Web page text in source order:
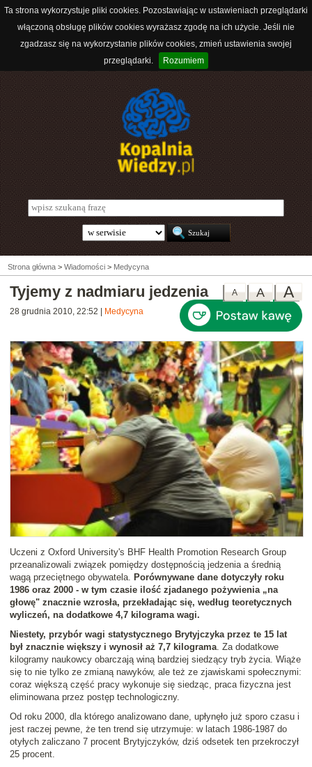
Ta strona wykorzystuje pliki cookies. Pozostawiając w ustawieniach przeglądarki
włączoną obsługę plików cookies wyrażasz zgodę na ich użycie. Jeśli nie
zgadzasz się na wykorzystanie plików cookies, zmień ustawienia swojej
przeglądarki.
Rozumiem
Strona główna > Wiadomości > Medycyna
A
A
A
Tyjemy z nadmiaru jedzenia
28 grudnia 2010, 22:52 Medycyna
Uczeni z Oxford University's BHF Health Promotion Research Group
przeanalizowali związek pomiędzy dostępnością jedzenia a średnią
wagą przeciętnego obywatela.
Porównywane dane dotyczyły roku
1986 oraz 2000 - w tym czasie ilość zjadanego pożywienia „na
głowę" znacznie wzrosła, przekładając się, według teoretycznych
wyliczeń, na dodatkowe 4,7 kilograma wagi.
Niestety, przybór wagi statystycznego Brytyjczyka przez te 15 lat
był znacznie większy i wynosił aż 7,7 kilograma . Za dodatkowe
kilogramy naukowcy obarczają winą bardziej siedzący tryb życia. Wiąże
się to nie tylko ze zmianą nawyków, ale też ze zjawiskami społecznymi:
coraz większą część pracy wykonuje się siedząc, praca fizyczna jest
eliminowana przez postęp technologiczny.
Od roku 2000, dla którego analizowano dane, upłynęło już sporo czasu i
jest raczej pewne, że ten trend się utrzymuje: w latach 1986-1987 do
otyłych zaliczano 7 procent Brytyjczyków, dziś odsetek ten przekroczył
25 procent.